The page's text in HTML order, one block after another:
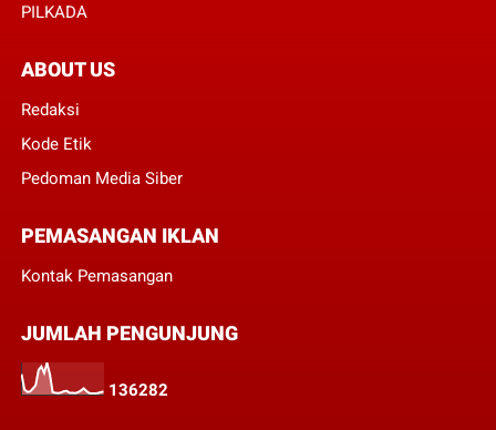
PILKADA
ABOUT US
Redaksi
Kode Etik
Pedoman Media Siber
PEMASANGAN IKLAN
Kontak Pemasangan
JUMLAH PENGUNJUNG
136282